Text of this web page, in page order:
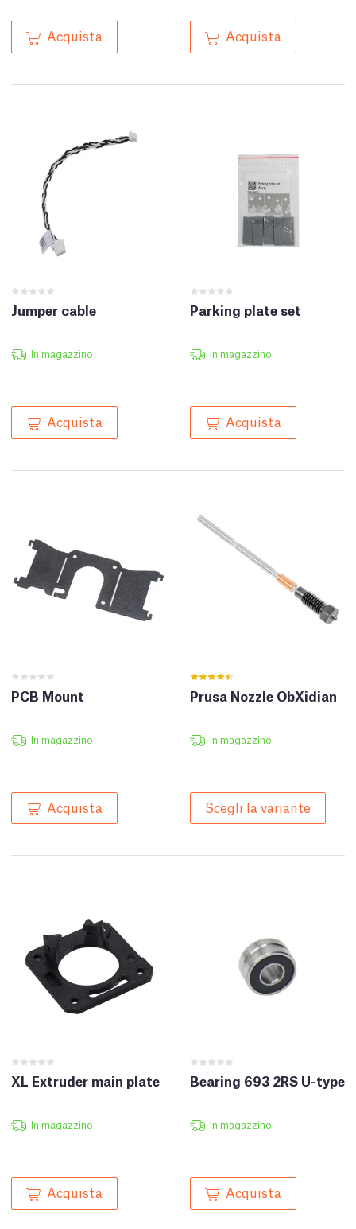
Acquista Acquista
Jumper cable
In magazzino
Acquista
Parking plate set
In magazzino
Acquista
PCB Mount
In magazzino
Acquista
Prusa Nozzle ObXidian
In magazzino
Scegli la variante
XL Extruder main plate
In magazzino
Acquista
Bearing 693 2RS U-type
In magazzino
Acquista